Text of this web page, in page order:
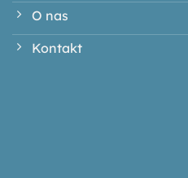
O nas
Kontakt